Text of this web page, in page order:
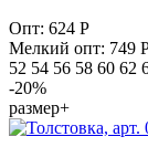
Опт: 624 Р
Мелкий опт: 749
52 54 56 58 60 62
-20%
размер+